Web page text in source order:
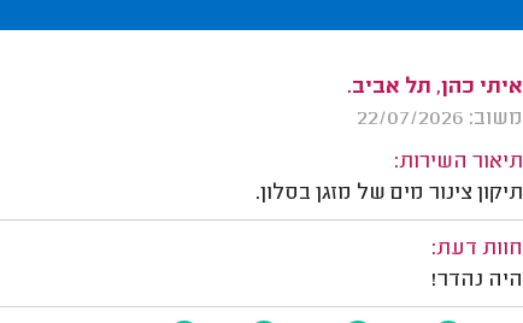
איתי כהן, תל אביב.
משוב: 22/07/2026
תיאור השירות:
תיקון צינור מים של מזגן בסלון.
חוות דעת:
היה נהדר!